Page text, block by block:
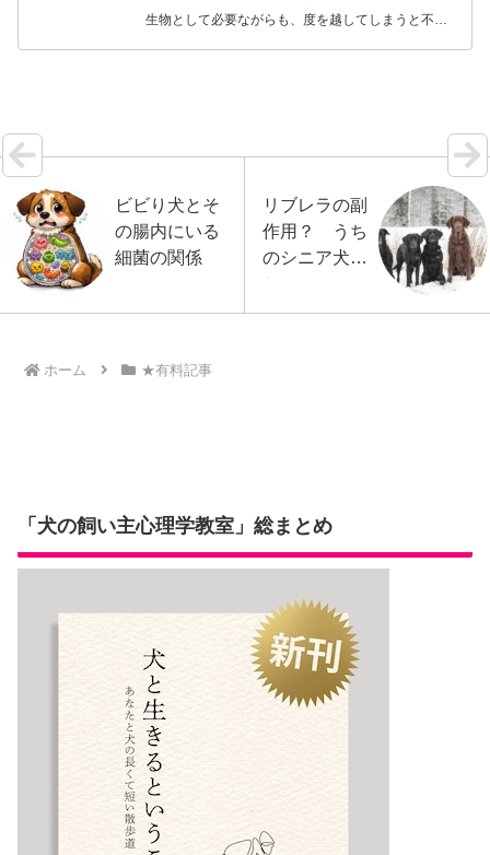
生物として必要ながらも、度を越してしまうと不安
関連の問題行動として捉えられてしまい、そこから
ビビり犬とそ
の腸内にいる
細菌の関係
リブレラの副
作用？ うち
のシニア犬の
ケース
ホーム ★有料記事
「犬の飼い主心理学教室」総まとめ